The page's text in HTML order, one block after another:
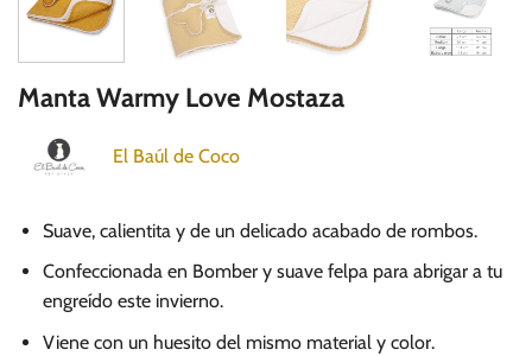
Manta Warmy Love Mostaza
El Baúl de Coco
Suave, calientita y de un delicado acabado de rombos.
Confeccionada en Bomber y suave felpa para abrigar a tu
engreído este invierno.
Viene con un huesito del mismo material y color.